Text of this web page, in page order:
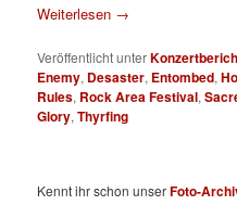
Weiterlesen →
Veröffentlicht unter
Enemy, Desaster, Entombed,
Rules, Rock Area Festival,
Glory,Thyrfing
Kennt ihr schon unserFoto-